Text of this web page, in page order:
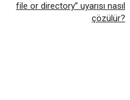
file or directory” uyarısı nasıl
çözülür?